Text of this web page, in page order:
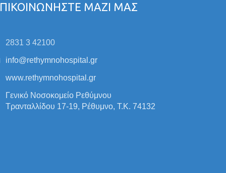
ΜΑΖΙ ΜΑΣ
2831 3 42100
info@rethymnohospital.gr
www.rethymnohospital.gr
Γενικό Νοσοκομείο Ρεθύμνου
Τρανταλλίδου 17-19, Ρέθυμνο, Τ.Κ. 74132